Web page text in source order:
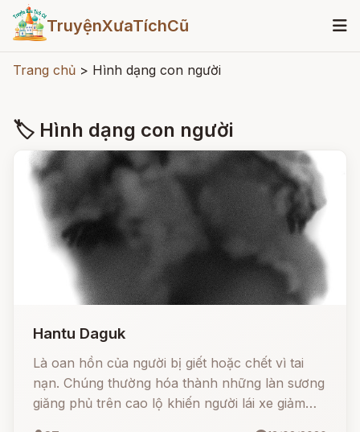
TruyệnXưaTíchCũ
Trang chủ > Hình dạng con người
🏷 Hình dạng con người
Hantu Daguk
Là oan hồn của người bị giết hoặc chết vì tai
nạn. Chúng thường hóa thành những làn sương
giăng phủ trên cao lộ khiến người lái xe giảm